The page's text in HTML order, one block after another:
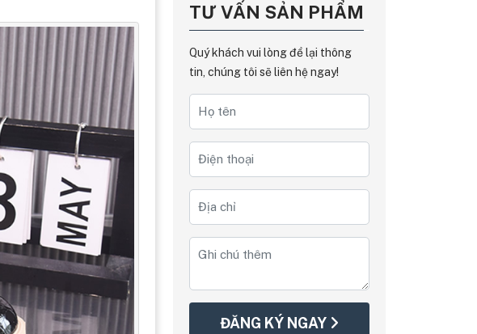
TƯ VẤN SẢN PHẨM
Quý khách vui lòng để lại thông
tin, chúng tôi sẽ liên hệ ngay!
ĐĂNG KÝ NGAY